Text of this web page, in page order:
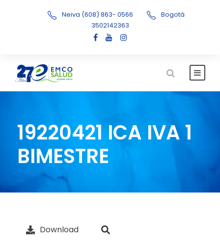
Neiva (608) 863- 0566
Bogotá
3502142363
19220421 ICA IVA 1
BIMESTRE
Download